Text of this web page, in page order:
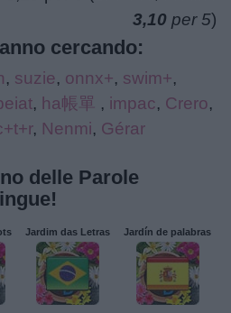
3,10 per 5)
cercando:
, suzie, onnx+, swim+,
, ha帳單 , impac, Crero,
, Nenmi, Gérar
delle Parole
Jardim das Letras Jardín de palabras